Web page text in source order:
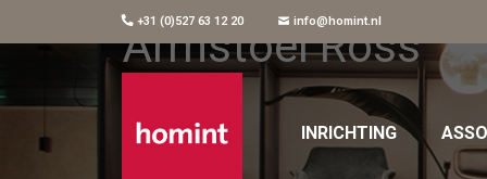
+31 (0)527 63 12 20 info@homint.nl
INRICHTING
Armstoel Ross